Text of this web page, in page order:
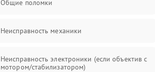
Общие поломки
Неисправность механики
Неисправность электроники (если объектив с
мотором/стабилизатором)